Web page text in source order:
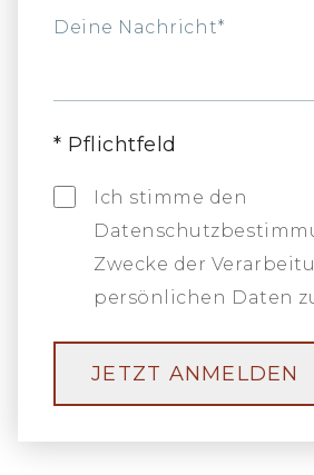
Deine Nachricht*
* Pflichtfeld
Ich stimme den
Zwecke der
persönlichen Daten
JETZT ANMELDEN